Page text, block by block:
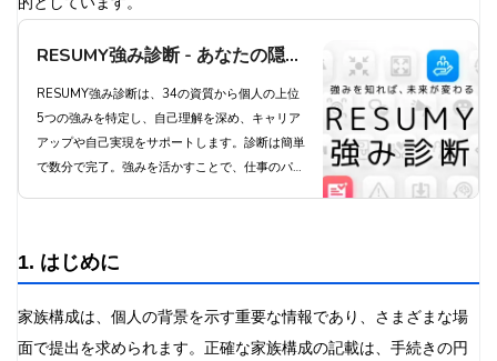
5.3 学校関連の書類
5.3.1 入学願書での家族構成の記載
5.3.2 奨学金申請書での家族構成の記載
5.4 その他の場面
6. よくある質問
6.4 家族構成の変更があった場合の対応
7. まとめ
8. 参考資料
RESUMY強み診断 - あなたの隠れ
た強みを発見し、キャリアアップ
を実現しよう
RESUMY強み診断は、34の資質から個人の上位
5つの強みを特定し、自己理解を深め、キャリア
アップや自己実現をサポートします。診断は簡単
で数分で完了。強みを活かすことで、仕事のパフ
レンジし、あなたの可能性を最大限に引き出しま
しょう。
1. はじめに
家族構成は、個人の背景を示す重要な情報であり、さまざまな場
面で提出を求められます。正確な家族構成の記載は、手続きの円